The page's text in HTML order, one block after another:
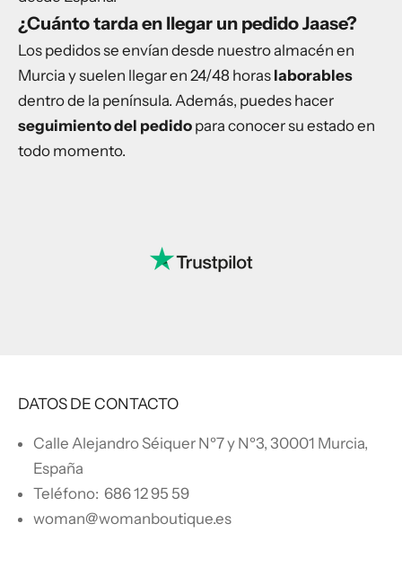
¿Cuánto tarda en llegar un pedido Jaase?
Los pedidos se envían desde nuestro almacén en
Murcia y suelen llegar en 24/48 horas laborables
dentro de la península. Además, puedes hacer
seguimiento del pedido para conocer su estado en
todo momento.
DATOS DE CONTACTO
Calle Alejandro Séiquer Nº7 y Nº3, 30001 Murcia,
España
Teléfono: 686 12 95 59
woman@womanboutique.es